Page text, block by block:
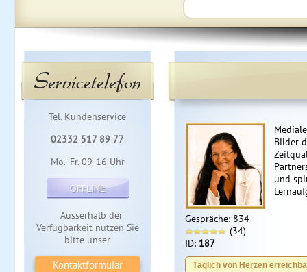
Servicetelefon
Tel. Kundenservice
02332 517 89 77
Mo.- Fr. 09-16 Uhr
OFFLINE
Ausserhalb der
Verfügbarkeit nutzen Sie
bitte unser
Kontaktformular
Bilder
und
Gespräche: 834
(34)
ID: 187
Täglich von Herzen